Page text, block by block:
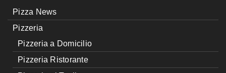
Pizza News
Pizzeria
Pizzeria a Domicilio
Pizzeria Ristorante